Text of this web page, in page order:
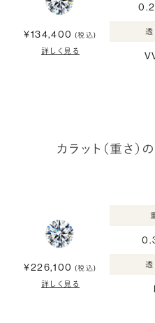
¥134,400 (税込)
詳しく見る
カラット（重さ）
¥226,100 (税込)
詳しく見る